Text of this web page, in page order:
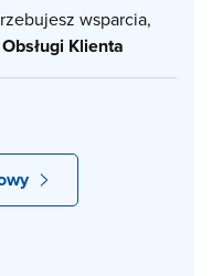
wsparcia,
Klienta